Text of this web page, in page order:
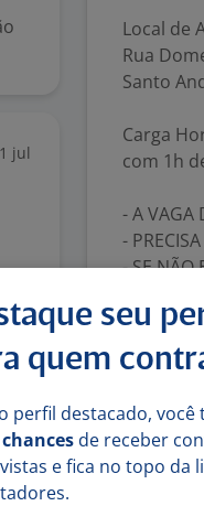
jul
Local de
Rua
Santo
Carga
com 1h
- A VAGA
-
- SE NÃO
AGENDAR
-. Bônus
-.
seu
quem
perfil destacado, você
de receber
e fica no topo da